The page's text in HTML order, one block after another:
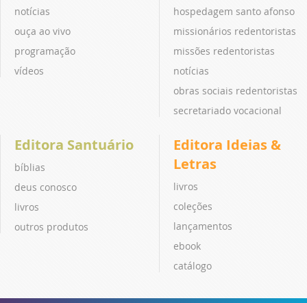
notícias
ouça ao vivo
programação
vídeos
hospedagem santo afonso
missionários redentoristas
missões redentoristas
notícias
obras sociais redentoristas
secretariado vocacional
Editora Santuário
bíblias
deus conosco
livros
outros produtos
Editora Ideias &
Letras
livros
coleções
lançamentos
ebook
catálogo